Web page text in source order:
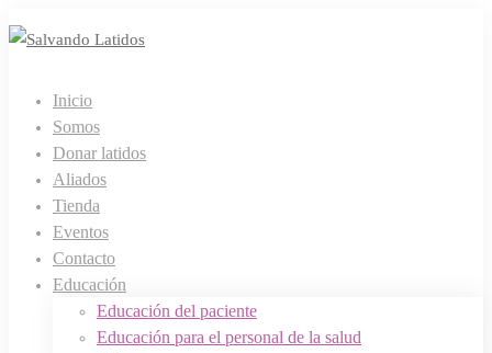
Inicio
Somos
Donar latidos
Aliados
Tienda
Eventos
Contacto
Educación
Educación del paciente
Educación para el personal de la salud